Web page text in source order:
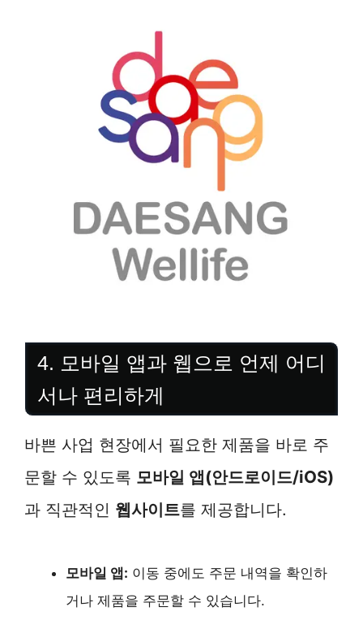
4. 모바일 앱과 웹으로 언제 어디
서나 편리하게
바쁜 사업 현장에서 필요한 제품을 바로 주
문할 수 있도록 모바일 앱(안드로이드/iOS)
과 직관적인 웹사이트를 제공합니다.
모바일 앱: 이동 중에도 주문 내역을 확인하
거나 제품을 주문할 수 있습니다.